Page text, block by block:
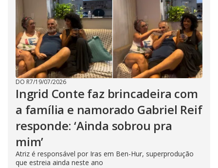
DO R7/19/07/2026
Ingrid Conte faz brincadeira com
a família e namorado Gabriel Reif
responde: ‘Ainda sobrou pra
mim’
Atriz é responsável por Iras em Ben-Hur, superprodução
que estreia ainda neste ano